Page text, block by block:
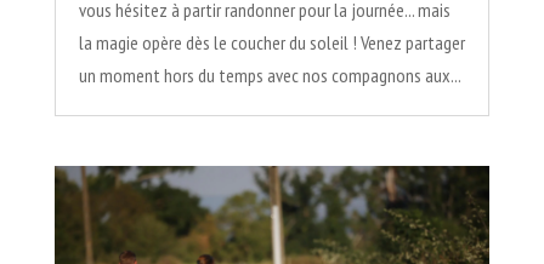
vous hésitez à partir randonner pour la journée... mais
la magie opère dès le coucher du soleil ! Venez partager
un moment hors du temps avec nos compagnons aux...